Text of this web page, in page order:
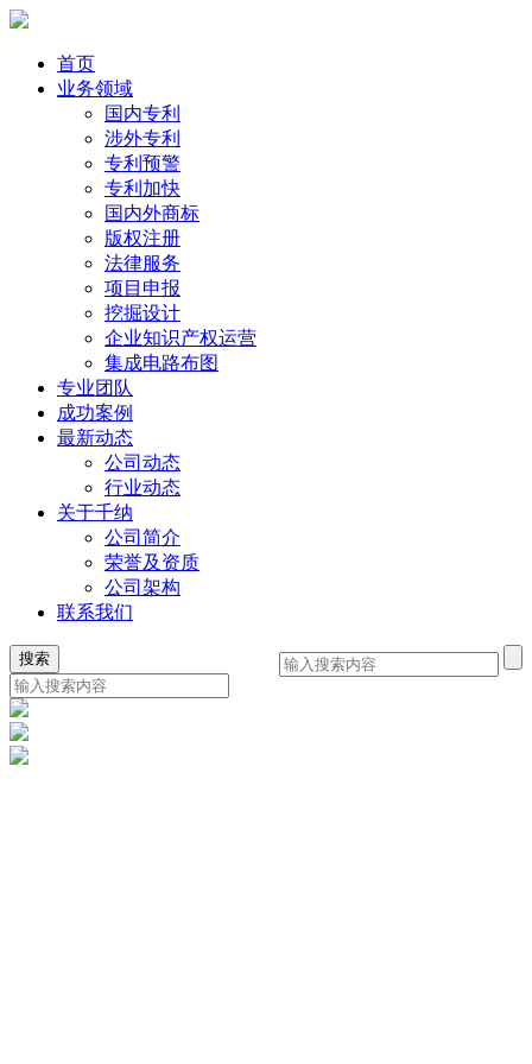
首页
业务领域
国内专利
涉外专利
专利预警
专利加快
国内外商标
版权注册
法律服务
项目申报
挖掘设计
企业知识产权运营
集成电路布图
专业团队
成功案例
最新动态
公司动态
行业动态
关于千纳
公司简介
荣誉及资质
公司架构
联系我们